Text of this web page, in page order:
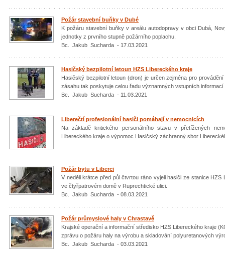
Požár stavební buňky v Dubé
K požáru stavební buňky v areálu autodopravy v obci Dubá,
jednotky z prvního stupně požárního poplachu.
Bc. Jakub Sucharda - 17.03.2021
Hasičský bezpilotní letoun HZS Libereckého kraje
Hasičský bezpilotní letoun (dron) je určen zejména pro
zásahu tak poskytuje celou řadu významných vstupních
Bc. Jakub Sucharda - 11.03.2021
Liberečtí profesionální hasiči pomáhají v nemocnicích
Na základě kritického personálního stavu v přetížených
Libereckého kraje o výpomoc Hasičský záchranný sbor
Požár bytu v Liberci
V neděli krátce před půl čtvrtou ráno vyjeli hasiči ze stanice
ve čtyřpatrovém domě v Ruprechtické ulici.
Bc. Jakub Sucharda - 08.03.2021
Požár průmyslové haly v Chrastavě
Krajské operační a informační středisko HZS Libereckého kraje
zprávu o požáru haly na výrobu a skladování polyuretanových
Bc. Jakub Sucharda - 03.03.2021